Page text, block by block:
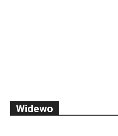
Widewo